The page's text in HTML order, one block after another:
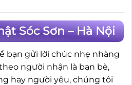
Sóc Sơn – Hà Nội
bạn gửi lời chúc nhẹ nhàng
người nhận là bạn bè,
hay người yêu, chúng tôi